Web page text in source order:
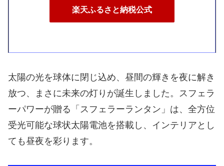
楽天ふるさと納税公式
太陽の光を球体に閉じ込め、昼間の輝きを夜に解き
放つ、まさに未来の灯りが誕生しました。スフェラ
ーパワーが贈る「スフェラーランタン」は、全方位
受光可能な球状太陽電池を搭載し、インテリアとし
ても昼夜を彩ります。